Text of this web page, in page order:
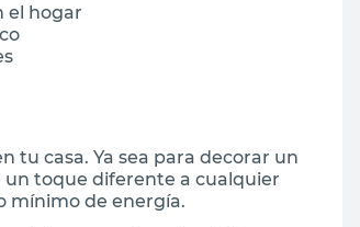
el hogar
tu casa. Ya sea para decorar un
toque diferente a cualquier
mínimo de energía.